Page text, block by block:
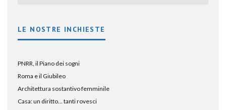
LE NOSTRE INCHIESTE
PNRR, il Piano dei sogni
Roma e il Giubileo
Architettura sostantivo femminile
Casa: un diritto… tanti rovesci